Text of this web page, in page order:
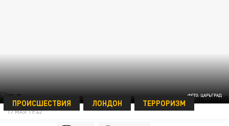
ФОТО: ЦАРЬГРАД
ПРОИСШЕСТВИЯ ЛОНДОН ТЕРРОРИЗМ
17 МАЯ 19:42